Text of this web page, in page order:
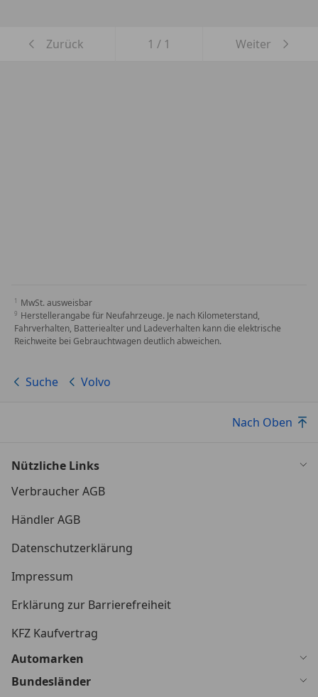
Zurück 1 / 1 Weiter
MwSt. ausweisbar
Herstellerangabe für Neufahrzeuge. Je nach Kilometerstand,
Fahrverhalten, Batteriealter und Ladeverhalten kann die elektrische
Reichweite bei Gebrauchtwagen deutlich abweichen.
Suche Volvo
Nach Oben
Nützliche Links
Verbraucher AGB
Händler AGB
Datenschutzerklärung
Impressum
Erklärung zur Barrierefreiheit
KFZ Kaufvertrag
Automarken
Bundesländer